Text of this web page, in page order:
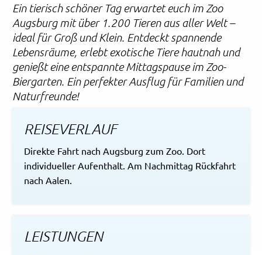
Ein tierisch schöner Tag erwartet euch im Zoo
Augsburg mit über 1.200 Tieren aus aller Welt –
ideal für Groß und Klein. Entdeckt spannende
Lebensräume, erlebt exotische Tiere hautnah und
genießt eine entspannte Mittagspause im Zoo-
Biergarten. Ein perfekter Ausflug für Familien und
Naturfreunde!
REISEVERLAUF
Direkte Fahrt nach Augsburg zum Zoo. Dort
individueller Aufenthalt. Am Nachmittag Rückfahrt
nach Aalen.
LEISTUNGEN